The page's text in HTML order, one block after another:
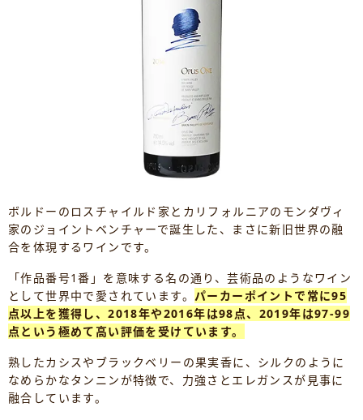
ボルドーのロスチャイルド家とカリフォルニアのモンダヴィ
家のジョイントベンチャーで誕生した、まさに新旧世界の融
合を体現するワインです。
「作品番号1番」を意味する名の通り、芸術品のようなワイン
として世界中で愛されています。 パーカーポイントで常に95
点以上を獲得し、2018年や2016年は98点、2019年は97-99
点という極めて高い評価を受けています。
熟したカシスやブラックベリーの果実香に、シルクのように
なめらかなタンニンが特徴で、力強さとエレガンスが見事に
融合しています。